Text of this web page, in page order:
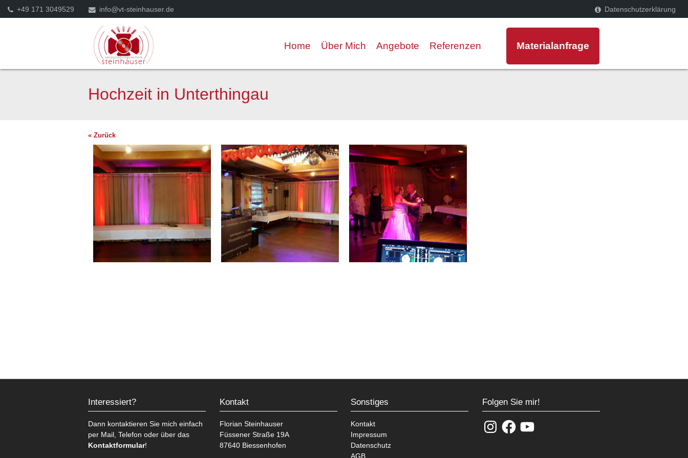
+49 171 3049529 info@vt-steinhauser.de Datenschutzerklärung
Home Über Mich Angebote Referenzen Materialanfrage
Hochzeit in Unterthingau
« Zurück
Interessiert?
Dann kontaktieren Sie mich einfach
per Mail, Telefon oder über das
Kontaktformular!
Kontakt
Florian Steinhauser
Füssener Straße 19A
87640 Biessenhofen
Sonstiges
Kontakt
Impressum
Datenschutz
AGB
Folgen Sie mir!
InstagramFacebookYouTube